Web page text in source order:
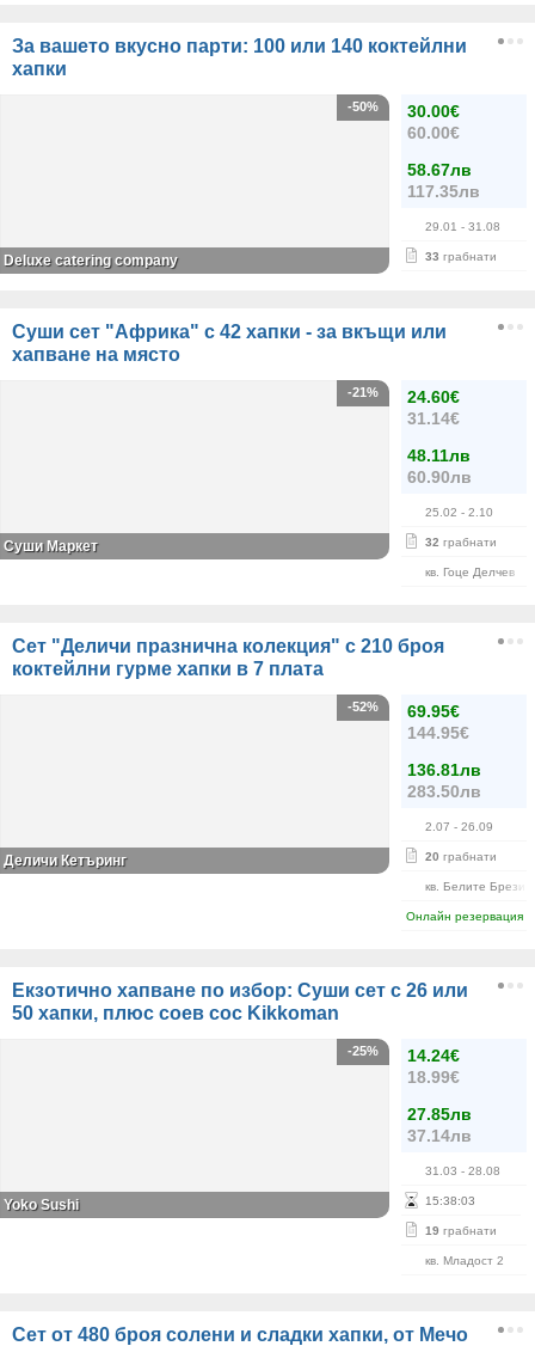
За вашето вкусно парти: 100 или 140 коктейлни
хапки
30.00€
60.00€
58.67лв
117.35лв
29.01 - 31.08
33 грабнати
-50%
Deluxe catering company
Суши сет "Африка" с 42 хапки - за вкъщи или
хапване на място
24.60€
31.14€
48.11лв
60.90лв
25.02 - 2.10
32 грабнати
кв. Гоце Делчев
-21%
Суши Маркет
Сет "Деличи празнична колекция" с 210 броя
коктейлни гурме хапки в 7 плата
69.95€
144.95€
136.81лв
283.50лв
2.07 - 26.09
20 грабнати
кв. Белите Брези
Онлайн резервация
-52%
Деличи Кетъринг
Екзотично хапване по избор: Суши сет с 26 или
50 хапки, плюс соев сос Kikkoman
14.24€
18.99€
27.85лв
37.14лв
31.03 - 28.08
15:38:02
19 грабнати
кв. Младост 2
-25%
Yoko Sushi
Сет от 480 броя солени и сладки хапки, от Мечо